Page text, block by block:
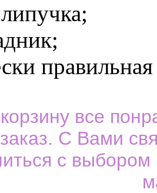
все
С Вами
с